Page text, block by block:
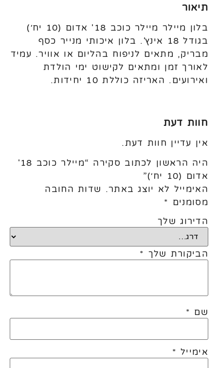
תיאור
בלון מיילר מיילר כוכב 18' אדום (10 יח׳)
בגודל 18 אינץ'. בלון איכותי מנייר כסף
מבריק, מתאים לניפוח בהליום או אוויר. עמיד
לאורך זמן ומתאים לקישוט ימי הולדת
ואירועים. האריזה כוללת 10 יחידות.
חוות דעת
אין עדיין חוות דעת.
היה הראשון לכתוב סקירה “מיילר כוכב 18'
אדום (10 יח׳)”
האימייל לא יוצג באתר. שדות החובה
מסומנים *
הדירוג שלך
הביקורת שלך *
שם *
אימייל *